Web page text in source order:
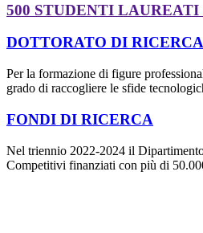
500 STUDENTI LAUREATI
DOTTORATO DI RICERCA
Per la formazione di figure
grado di raccogliere le sfide
FONDI DI RICERCA
Nel triennio 2022-2024 il
Competitivi finanziati con più di